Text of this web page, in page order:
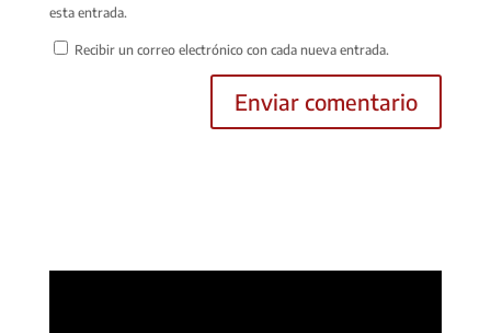
esta entrada.
Recibir un correo electrónico con cada nueva entrada.